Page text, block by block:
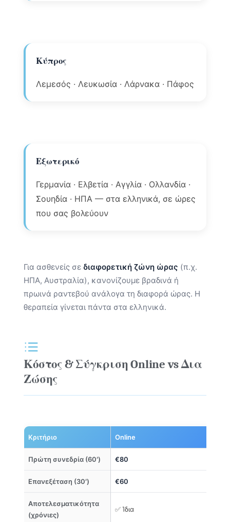
Κύπρος
Λεμεσός · Λευκωσία · Λάρνακα · Πάφος
Εξωτερικό
Γερμανία · Ελβετία · Αγγλία · Ολλανδία ·
Σουηδία · ΗΠΑ — στα ελληνικά, σε ώρες
που σας βολεύουν
Για ασθενείς σε διαφορετική ζώνη ώρας (π.χ.
ΗΠΑ, Αυστραλία), κανονίζουμε βραδινά ή
πρωινά ραντεβού ανάλογα τη διαφορά ώρας. Η
θεραπεία γίνεται πάντα στα ελληνικά.
Κόστος & Σύγκριση Online vs Δια
Ζώσης
Κριτήριο Online
Πρώτη συνεδρία (60′) €80
Επανεξέταση (30′) €60
Αποτελεσματικότητα
(χρόνιες)
✅ Ίδια